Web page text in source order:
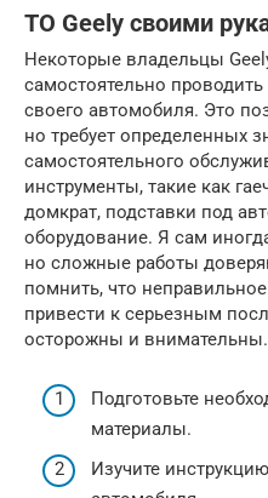
ТО Geely своими
Некоторые владельцы
самостоятельно
своего автомобиля. Это
но требует определенных
самостоятельного
инструменты, такие как
домкрат, подставки под
оборудование. Я сам
но сложные работы
помнить, что
привести к серьезным
осторожны и внимательны.
Подготовьте
материалы.
Изучите